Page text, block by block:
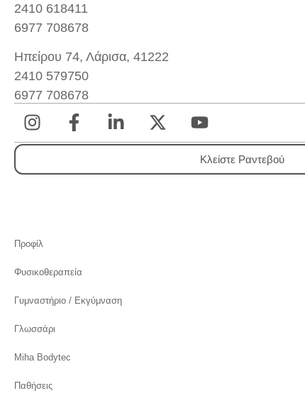
2410 618411
6977 708678
Ηπείρου 74, Λάρισα, 41222
2410 579750
6977 708678
Κλείστε Ραντεβού
Προφίλ
Φυσικοθεραπεία
Γυμναστήριο / Εκγύμναση
Γλωσσάρι
Miha Bodytec
Παθήσεις